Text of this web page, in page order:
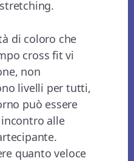
di coloro che
cross fit vi
non
livelli per tutti,
può essere
alle
quanto veloce